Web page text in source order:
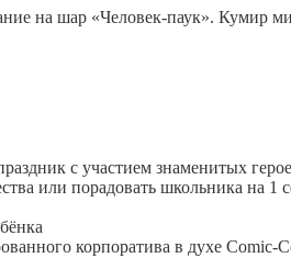
на шар «Человек-паук». Кумир
с участием знаменитых
или порадовать школьника на 1
корпоратива в духе Comic-